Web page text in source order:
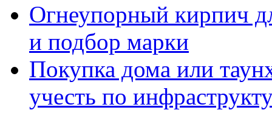
Огнеупорный кирпич
и подбор марки
Покупка дома или
учесть по